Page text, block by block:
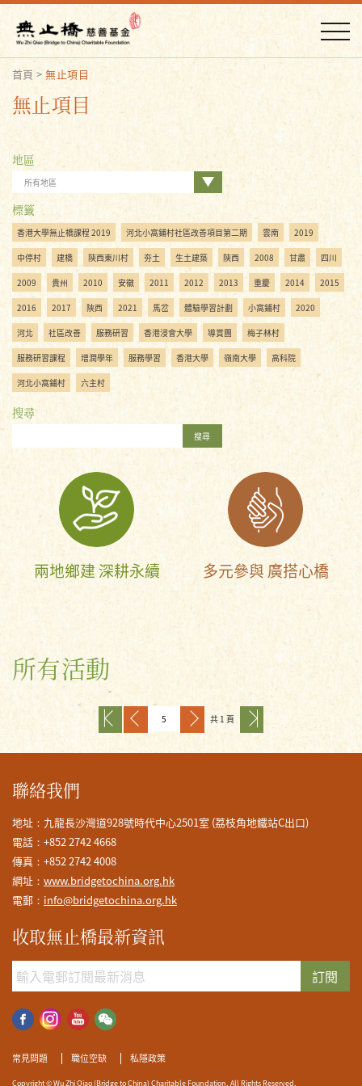
首頁>無止項目
無止項目
地區
所有地區
標籤
香港大學無止橋課程 2019 河北小窩鋪村社區改善項目第二期 雲南 2019
中停村 建橋 陝西東川村 夯土 生土建築 陝西 2008 甘肅 四川
2009 貴州 2010 安徽 2011 2012 2013 重慶 2014 2015
2016 2017 陜西 2021 馬岔 體驗學習計劃 小窩鋪村 2020
河北 社區改善 服務研習 香港浸會大學 導賞團 梅子林村
服務研習課程 增潤學年 服務學習 香港大學 嶺南大學 高科院
河北小窩鋪村 六主村
搜尋
搜尋
兩地鄉建 深耕永續 多元參與 廣搭心橋
所有活動
共 1 頁
聯絡我們
地址：九龍長沙灣道928號時代中心2501室 (荔枝角地鐵站C出口)
電話：+852 2742 4668
傳真：+852 2742 4008
網址： www.bridgetochina.org.hk
電郵： info@bridgetochina.org.hk
收取無止橋最新資訊
訂閱
常見問題 職位空缺 私隱政策
Copyright © Wu Zhi Qiao (Bridge to China) Charitable Foundation. All Rights Reserved.